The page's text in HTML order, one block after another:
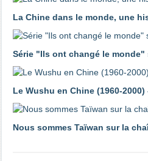
La Chine dans le monde, une
Série "Ils ont changé le
Le Wushu en Chine (1960-
Nous sommes Taïwan sur la